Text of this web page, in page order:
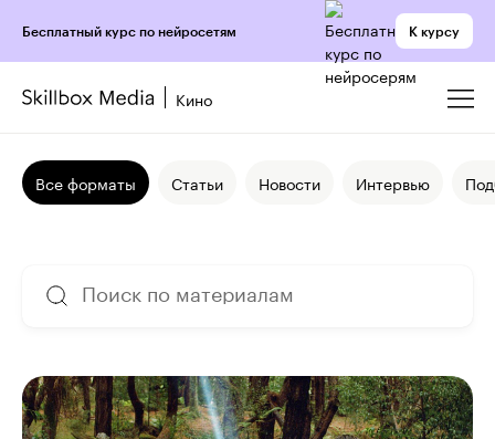
Бесплатный курс по нейросетям К курсу
Кино
Все форматы Статьи Новости Интервью